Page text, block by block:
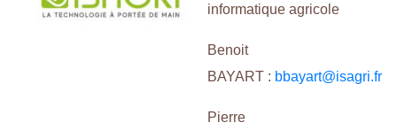
informatique agricole
Benoit
BAYART : bbayart@isagri.fr
Pierre